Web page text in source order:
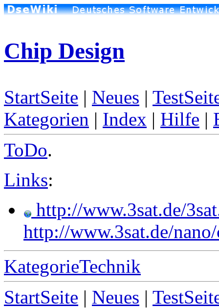
Chip Design
StartSeite | Neues |
Kategorien | Index | Hilfe |
ToDo.
Links:
http://www.3sat.de/
http://www.3sat.de/
KategorieTechnik
StartSeite | Neues |